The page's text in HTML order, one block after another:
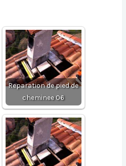
Reparation de pied de
cheminee 06